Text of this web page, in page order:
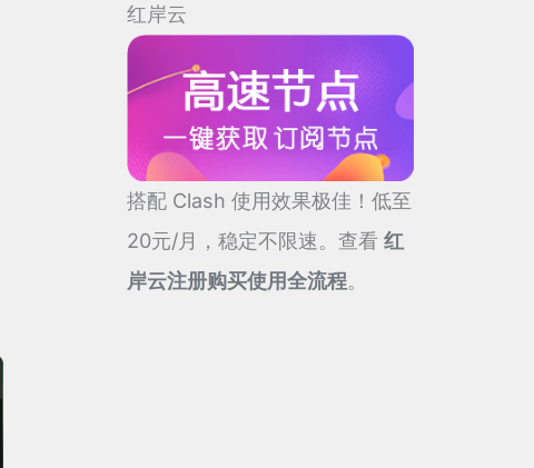
红岸云
搭配 Clash 使用效果极佳！低至
20元/月，稳定不限速。查看 红
岸云注册购买使用全流程。